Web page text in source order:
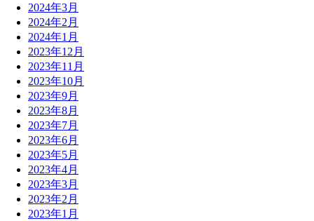
2024年3月
2024年2月
2024年1月
2023年12月
2023年11月
2023年10月
2023年9月
2023年8月
2023年7月
2023年6月
2023年5月
2023年4月
2023年3月
2023年2月
2023年1月